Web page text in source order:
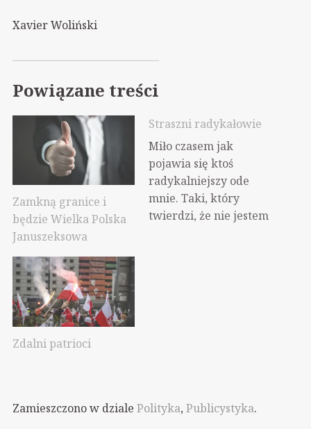
Xavier Woliński
Powiązane treści
Zamkną granice i
będzie Wielka Polska
Januszeksowa
Straszni radykałowie
Miło czasem jak
pojawia się ktoś
radykalniejszy ode
mnie. Taki, który
twierdzi, że nie jestem
No, ale jakie to
Zdalni patrioci
Zamieszczono w dziale Polityka, Publicystyka.